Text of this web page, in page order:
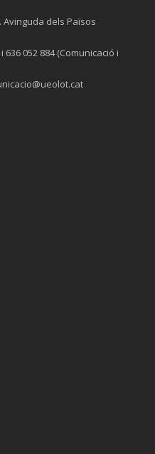
Avinguda dels Països
636 052 884 (Comunicació i